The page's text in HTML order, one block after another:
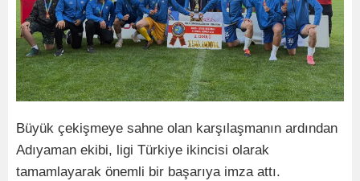
Büyük çekişmeye sahne olan karşılaşmanın ardından
Adıyaman ekibi, ligi Türkiye ikincisi olarak
tamamlayarak önemli bir başarıya imza attı.